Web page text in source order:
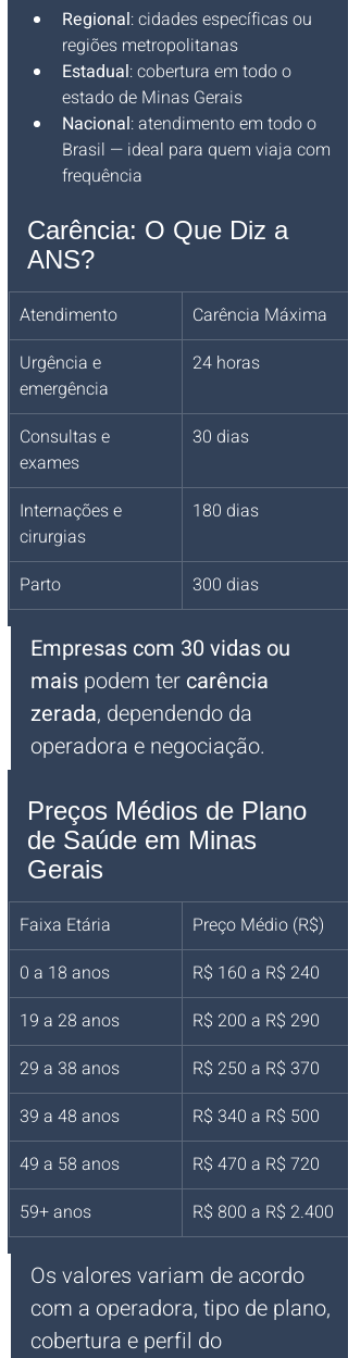
Regional: cidades específicas ou
regiões metropolitanas
Estadual: cobertura em todo o
estado de Minas Gerais
Nacional: atendimento em todo o
Brasil — ideal para quem viaja com
frequência
Carência: O Que Diz a
ANS?
Atendimento
Carência Máxima
Urgência e
emergência
24 horas
Consultas e
exames
30 dias
Internações e
cirurgias
180 dias
Parto 300 dias
Empresas com 30 vidas ou
mais podem ter carência
zerada, dependendo da
operadora e negociação.
Preços Médios de Plano
de Saúde em Minas
Gerais
Faixa Etária
Preço Médio (R$)
0 a 18 anos
R$ 160 a R$ 240
19 a 28 anos
R$ 200 a R$ 290
29 a 38 anos
R$ 250 a R$ 370
39 a 48 anos
R$ 340 a R$ 500
49 a 58 anos
R$ 470 a R$ 720
59+ anos
R$ 800 a R$ 2.400
Os valores variam de acordo
com a operadora, tipo de plano,
cobertura e perfil do